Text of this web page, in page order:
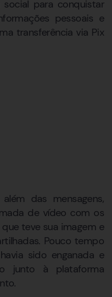
social para conquistar
pessoais e
transferência via Pix
das mensagens,
de vídeo com os
teve sua imagem e
Pouco tempo
sido enganada e
junto à plataforma